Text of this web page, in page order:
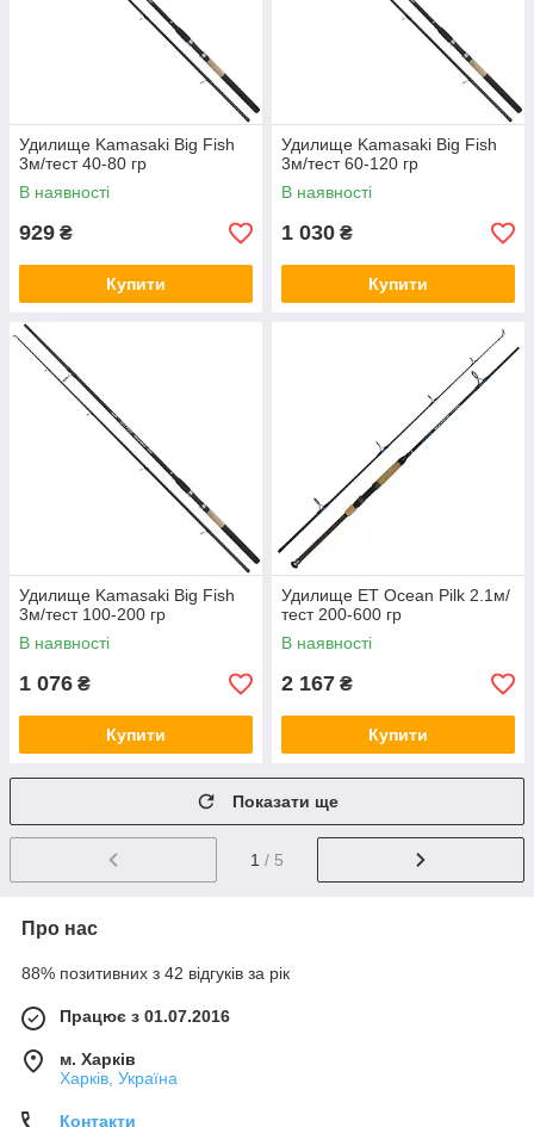
Удилище Kamasaki Big Fish
3м/тест 40-80 гр
В наявності
929 ₴
Купити
Удилище Kamasaki Big Fish
3м/тест 60-120 гр
В наявності
1 030 ₴
Купити
Удилище Kamasaki Big Fish
3м/тест 100-200 гр
В наявності
1 076 ₴
Купити
Удилище ET Ocean Pilk 2.1м/
тест 200-600 гр
В наявності
2 167 ₴
Купити
Показати ще
1 / 5
Про нас
88% позитивних з 42 відгуків за рік
Працює з 01.07.2016
м. Харків
Харків, Україна
Контакти